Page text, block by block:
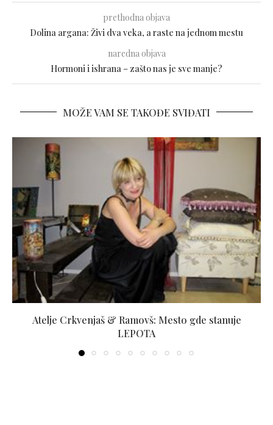
prethodna objava
Dolina argana: Živi dva veka, a raste na jednom mestu
naredna objava
Hormoni i ishrana – zašto nas je sve manje?
MOŽE VAM SE TAKOĐE SVIĐATI
Atelje Crkvenjaš & Ramovš: Mesto gde stanuje
LEPOTA